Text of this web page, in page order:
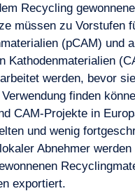
Recycling
müssen zu Vorstufen
(pCAM) und
Kathodenmaterialien
werden, bevor
finden
CAM-Projekte in
und wenig
Abnehmer werden
exportiert.